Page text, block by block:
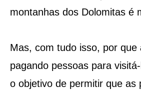
montanhas dos Dolomitas é
Mas, com tudo isso, por que
pagando pessoas para
o objetivo de permitir que as